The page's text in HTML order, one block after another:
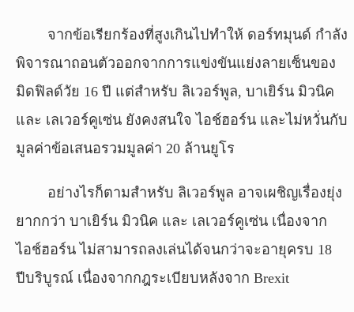
จากข้อเรียกร้องที่สูงเกินไปทำให้ ดอร์ทมุนด์ กำลัง
พิจารณาถอนตัวออกจากการแข่งขันแย่งลายเซ็นของ
มิดฟิลด์วัย 16 ปี แต่สำหรับ ลิเวอร์พูล, บาเยิร์น มิวนิค
และ เลเวอร์คูเซ่น ยังคงสนใจ ไอช์ฮอร์น และไม่หวั่นกับ
มูลค่าข้อเสนอรวมมูลค่า 20 ล้านยูโร
อย่างไรก็ตามสำหรับ ลิเวอร์พูล อาจเผชิญเรื่องยุ่ง
ยากกว่า บาเยิร์น มิวนิค และ เลเวอร์คูเซ่น เนื่องจาก
ไอช์ฮอร์น ไม่สามารถลงเล่นได้จนกว่าจะอายุครบ 18
ปีบริบูรณ์ เนื่องจากกฎระเบียบหลังจาก Brexit